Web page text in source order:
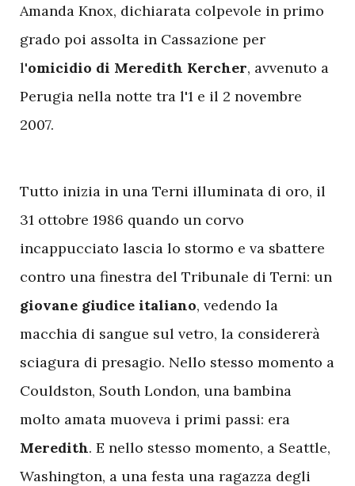
Amanda Knox, dichiarata colpevole in primo
grado poi assolta in Cassazione per
l'omicidio di Meredith Kercher, avvenuto a
Perugia nella notte tra l'1 e il 2 novembre
2007.
Tutto inizia in una Terni illuminata di oro, il
31 ottobre 1986 quando un corvo
incappucciato lascia lo stormo e va sbattere
contro una finestra del Tribunale di Terni: un
giovane giudice italiano, vedendo la
macchia di sangue sul vetro, la considererà
sciagura di presagio. Nello stesso momento a
Couldston, South London, una bambina
molto amata muoveva i primi passi: era
Meredith. E nello stesso momento, a Seattle,
Washington, a una festa una ragazza degli